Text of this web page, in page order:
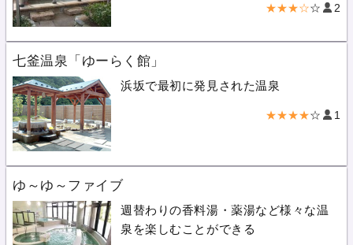
★★★☆☆ 2
七釜温泉「ゆーらく館」
浜坂で最初に発見された温泉
★★★★☆ 1
ゆ～ゆ～ファイブ
週替わりの香料湯・薬湯など様々な温
泉を楽しむことができる